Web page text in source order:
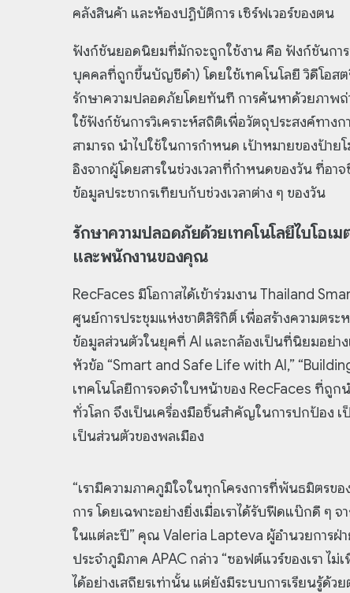
คลังสินค้า และห้องปฏิบัติการ เซิร์ฟเวอร์ของตน
ฟังก์ชันยอดนิยมที่มักจะถูกใช้งาน คือ ฟังก์ชันกา
บุคคลที่ถูกขึ้นบัญชีดำ) โดยใช้เทคโนโลยี วิดีโอสต
รักษาความปลอดภัยโดยทันที การค้นหาด้วยภาพถ่
ใช้ฟังก์ชันการวิเคราะห์สถิติเพื่อวัตถุประสงค์ทาง
สามารถ นำไปใช้ในการกำหนด เป้าหมายของป้า
อิงจากผู้โดยสารในช่วงเวลาที่กำหนดของวัน ที่อา
ข้อมูลประชากรเทียบกับช่วงเวลาต่าง ๆ ของวัน
รักษาความปลอดภัยด้วยเทคโนโลยีไบโอเ
และพนักงานของคุณ
RecFaces มีโอกาสได้เข้าร่วมงาน Thailand
ศูนย์การประชุมแห่งชาติสิริกิติ์ เพื่อสร้างความตร
ข้อมูลส่วนตัวในยุคที่ AI และกล้องเป็นที่นิยมอย่า
หัวข้อ “Smart and Safe Life with AI,”
เทคโนโลยีการจดจำใบหน้าของ RecFaces ที่ถู
ทั่วโลก จึงเป็นเครื่องมือชิ้นสำคัญในการปกป้อง
เป็นส่วนตัวของพลเมือง
“เรามีความภาคภูมิใจในทุกโครงการที่พันธมิตรขอ
การ โดยเฉพาะอย่างยิ่งเมื่อเราได้รับฟีดแบ๊กดี ๆ จ
ในแต่ละปี” คุณ Valeria Lapteva ผู้อำนวยการฝ่
ประจำภูมิภาค APAC กล่าว “ซอฟต์แวร์ของเรา ไม่
ได้อย่างเสถียรเท่านั้น แต่ยังมีระบบการเรียนรู้ด้ว